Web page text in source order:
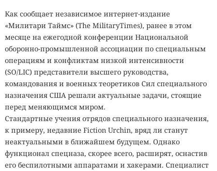
Как сообщает независимое интернет-издание
«Милитари Таймс» (The MilitaryTimes), ранее в этом
месяце на ежегодной конференции Национальной
оборонно-промышленной ассоциации по специальным
операциям и конфликтам низкой интенсивности
(SO/LIC) представители высшего руководства,
командования и военных теоретиков Сил специального
назначения США решали актуальные задачи, стоящие
перед меняющимся миром.
Стандартные учения отрядов специального назначения,
к примеру, недавние Fiction Urchin, вряд ли станут
неактуальными в ближайшем будущем. Однако
функционал спецназа, скорее всего, расширят, оснастив
его беспилотными аппаратами и хакерами. Специалист